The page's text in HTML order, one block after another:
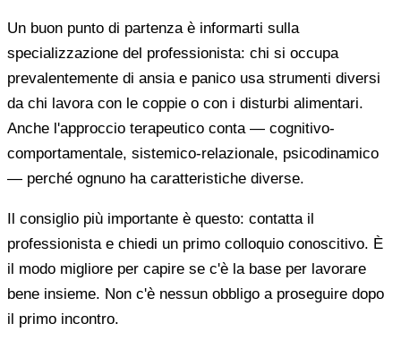
Un buon punto di partenza è informarti sulla
specializzazione del professionista: chi si occupa
prevalentemente di ansia e panico usa strumenti diversi
da chi lavora con le coppie o con i disturbi alimentari.
Anche l'approccio terapeutico conta — cognitivo-
comportamentale, sistemico-relazionale, psicodinamico
— perché ognuno ha caratteristiche diverse.
Il consiglio più importante è questo: contatta il
professionista e chiedi un primo colloquio conoscitivo. È
il modo migliore per capire se c'è la base per lavorare
bene insieme. Non c'è nessun obbligo a proseguire dopo
il primo incontro.